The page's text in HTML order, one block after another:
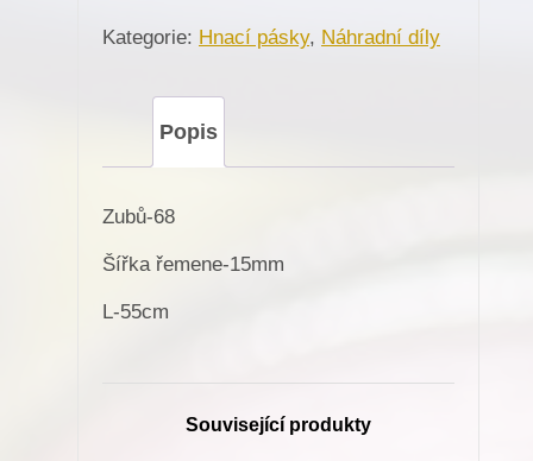
na
Kategorie: Hnací pásky, Náhradní díly
Popis
Zubů-68
Šířka řemene-15mm
L-55cm
Související produkty